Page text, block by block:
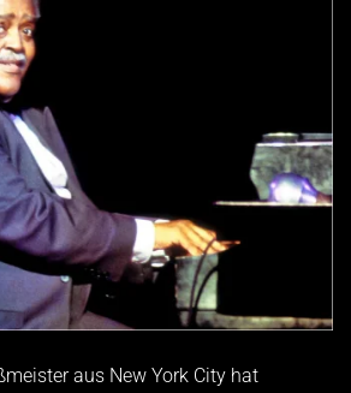
aus New York City hat